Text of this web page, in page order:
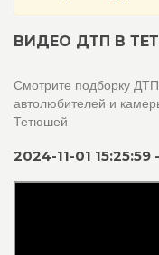
ВИДЕО ДТП В
Смотрите подборку
автолюбителей и
Тетюшей
2024-11-01